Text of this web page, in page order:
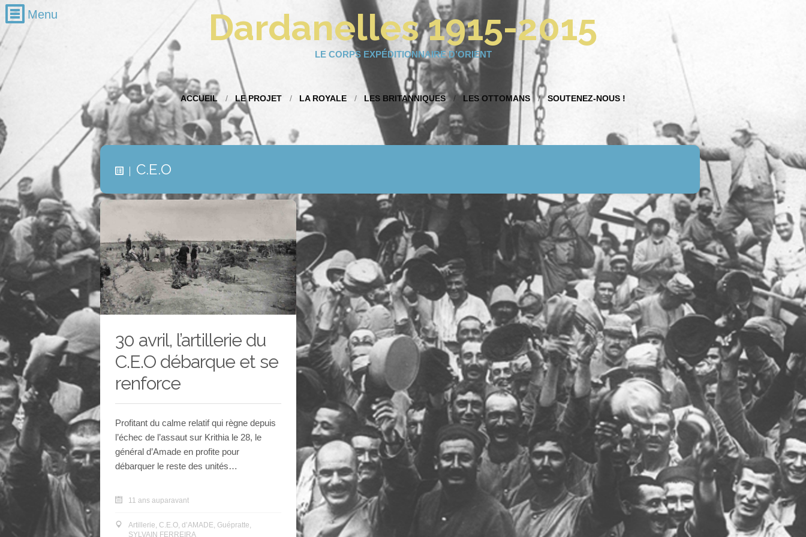
Recherche
Mois par mois
janvier 2016
décembre 2015
octobre 2015
septembre 2015
août 2015
juin 2015
mai 2015
avril 2015
février 2015
Les Amis du Musée de la
Grande Guerre
Le site de la SAM2G
Dardanelles 1915-2015
LE CORPS EXPÉDITIONNAIRE D’ORIENT
ACCUEIL LE PROJET LA ROYALE LES BRITANNIQUES LES OTTOMANS SOUTENEZ-NOUS !
C.E.O
30 avril, l’artillerie du
C.E.O débarque et se
renforce
Profitant du calme relatif qui règne depuis
l’échec de l’assaut sur Krithia le 28, le
général d’Amade en profite pour
débarquer le reste des unités…
11 ans auparavant
Artillerie, C.E.O, d’AMADE, Guépratte,
SYLVAIN FERREIRA